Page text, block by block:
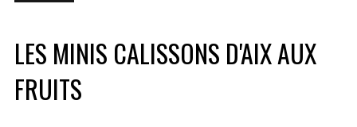
LES MINIS CALISSONS D'AIX AUX
FRUITS